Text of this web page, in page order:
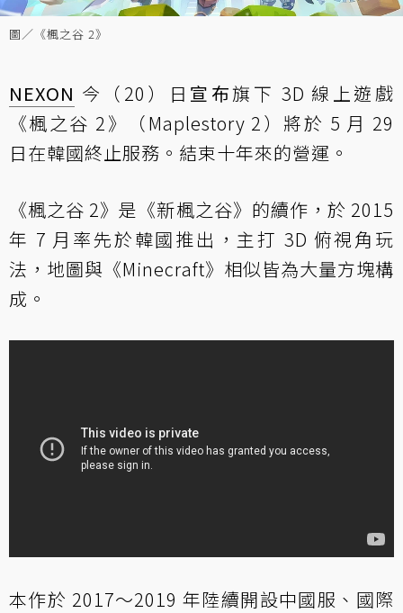
圖／《楓之谷 2》
NEXON 今（20）日 宣布旗下 3D 線上遊戲
《楓之谷 2》（Maplestory 2）將於 5 月 29
日在韓國終止服務。結束十年來的營運。
《楓之谷 2》是《新楓之谷》的續作，於 2015
年 7 月率先於韓國推出，主打 3D 俯視角玩
法，地圖與《Minecraft》相似皆為大量方塊構
成。
本作於 2017～2019 年陸續開設中國服、國際